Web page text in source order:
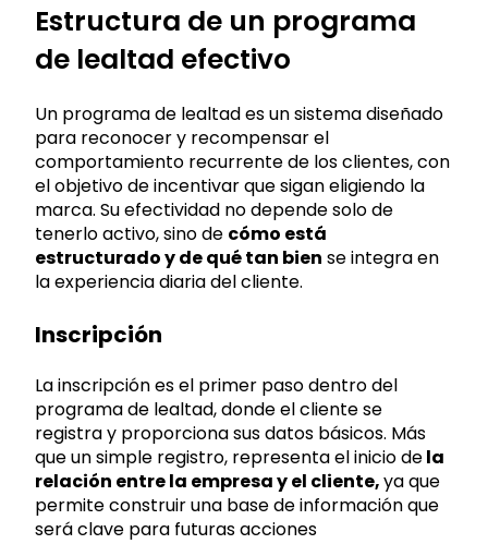
Estructura de un programa
de lealtad efectivo
Un programa de lealtad es un sistema diseñado
para reconocer y recompensar el
comportamiento recurrente de los clientes, con
el objetivo de incentivar que sigan eligiendo la
marca. Su efectividad no depende solo de
tenerlo activo, sino de cómo está
estructurado y de qué tan bien se integra en
la experiencia diaria del cliente.
Inscripción
La inscripción es el primer paso dentro del
programa de lealtad, donde el cliente se
registra y proporciona sus datos básicos. Más
que un simple registro, representael inicio dela
relación entre la empresa y el cliente,ya que
permite construir una base de información que
será clave para futuras acciones